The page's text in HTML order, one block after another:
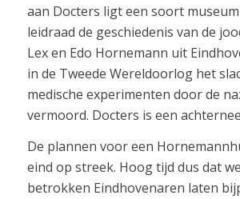
aan Docters ligt een soort
leidraad de geschiedenis van de
Lex en Edo Hornemann uit
in de Tweede Wereldoorlog het
medische experimenten door de
vermoord. Docters is een
De plannen voor een
eind op streek. Hoog tijd dus dat
betrokken Eindhovenaren laten